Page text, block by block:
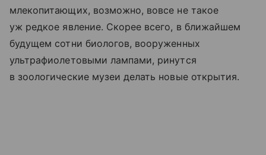
млекопитающих, возможно, вовсе не такое
уж редкое явление. Скорее всего, в ближайшем
будущем сотни биологов, вооруженных
ультрафиолетовыми лампами, ринутся
в зоологические музеи делать новые открытия.